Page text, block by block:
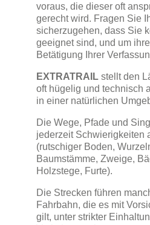
voraus, die dieser oft
gerecht wird. Fragen Sie
sicherzugehen, dass Sie
geeignet sind, und um
Betätigung Ihrer
EXTRATRAIL stellt den
oft hügelig und technisch
in einer natürlichen
Die Wege, Pfade und
jederzeit Schwierigkeiten
(rutschiger Boden,
Baumstämme, Zweige,
Holzstege, Furte).
Die Strecken führen
Fahrbahn, die es mit
gilt, unter strikter